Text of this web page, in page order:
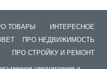
ТОВАРЫ
ИНТЕРЕСНОЕ
ПРО НЕДВИЖИМОСТЬ
ПРО СТРОЙКУ И РЕМОНТ